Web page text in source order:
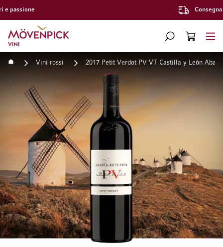
Vai alla Home Page
CERCA
CART
Home Vini rossi 2017 Petit Verdot PV VT Castilla y León
Vai alla fine della galleria di immagini